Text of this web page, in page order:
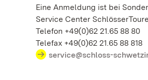
Eine Anmeldung ist bei
Service Center
Telefon +49(0)62 21.65 88 80
Telefax +49(0)62 21.65 88 818
service@schloss-